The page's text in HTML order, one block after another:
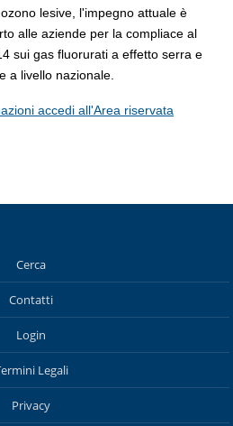
lesive, l'impegno attuale è
alle aziende per la compliace al
sui gas fluorurati a effetto serra e
a livello nazionale.
accedi all'Area riservata
Cerca
Contatti
Login
Legali
Privacy